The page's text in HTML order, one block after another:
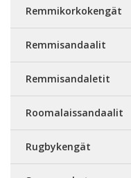
Remmikorkokengät
Remmisandaalit
Remmisandaletit
Roomalaissandaalit
Rugbykengät